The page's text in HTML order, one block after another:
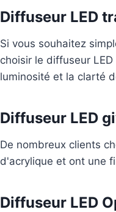
Diffuseur LED
Si vous souhaitez
choisir le diffuseur
luminosité et la clarté
Diffuseur LED
De nombreux clients
d'acrylique et ont une
Diffuseur LED